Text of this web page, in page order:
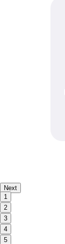
Next
1
2
3
4
5